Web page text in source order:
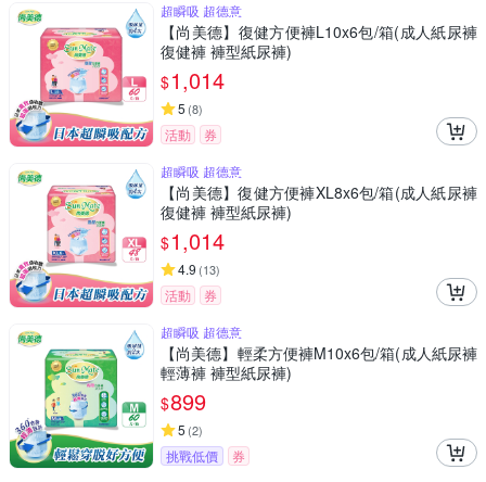
超瞬吸 超德意
【尚美德】復健方便褲L10x6包/箱(成人紙尿褲
復健褲 褲型紙尿褲)
$1,014
5 (8)
活動
券
超瞬吸 超德意
【尚美德】復健方便褲XL8x6包/箱(成人紙尿褲
復健褲 褲型紙尿褲)
$1,014
4.9 (13)
活動
券
超瞬吸 超德意
【尚美德】輕柔方便褲M10x6包/箱(成人紙尿褲
輕薄褲 褲型紙尿褲)
$899
5 (2)
挑戰低價
券